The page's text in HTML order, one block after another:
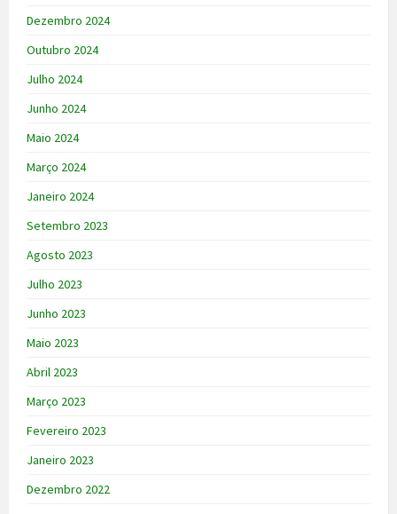
Dezembro 2024
Outubro 2024
Julho 2024
Junho 2024
Maio 2024
Março 2024
Janeiro 2024
Setembro 2023
Agosto 2023
Julho 2023
Junho 2023
Maio 2023
Abril 2023
Março 2023
Fevereiro 2023
Janeiro 2023
Dezembro 2022